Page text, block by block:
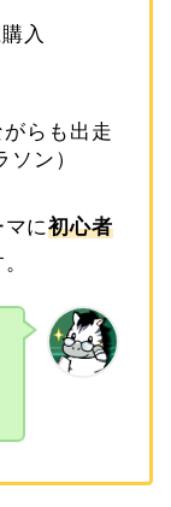
入
らも出走
ン）
マに初心者